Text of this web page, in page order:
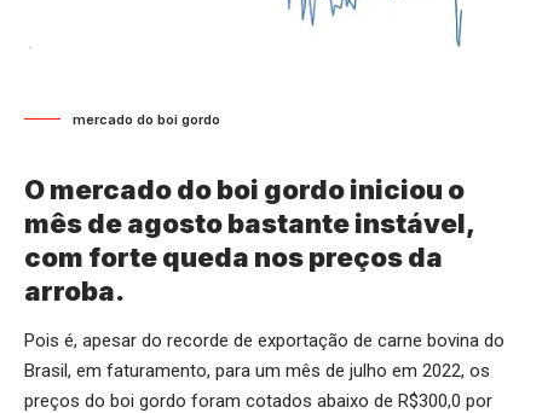
mercado do boi gordo
O mercado do boi gordo iniciou o
mês de agosto bastante instável,
com forte queda nos preços da
arroba.
Pois é, apesar do recorde de exportação de carne bovina do
Brasil, em faturamento, para um mês de julho em 2022, os
preços do boi gordo foram cotados abaixo de R$300,0 por